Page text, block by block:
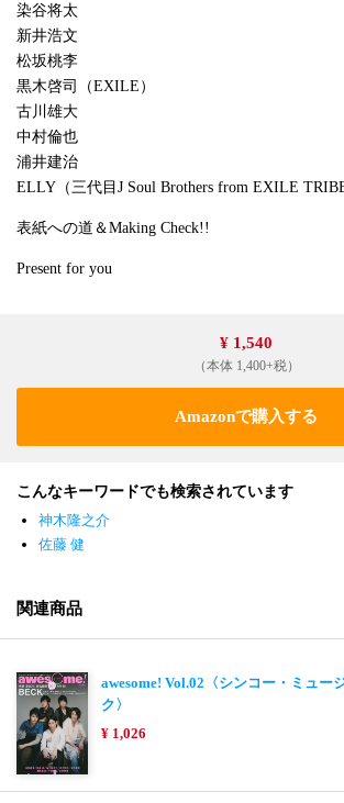
染谷将太
新井浩文
松坂桃李
黒木啓司（EXILE）
古川雄大
中村倫也
浦井建治
ELLY（三代目J Soul Brothers from EXILE TRIBE
表紙への道＆Making Check!!
Present for you
¥ 1,540
（本体 1,400+税）
Amazonで購入する
こんなキーワードでも検索されています
神木隆之介
佐藤 健
関連商品
awesome! Vol.02〈シンコー・ミュー
ク〉
¥ 1,026